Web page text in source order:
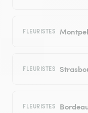
FLEURISTES
FLEURISTES
FLEURISTES